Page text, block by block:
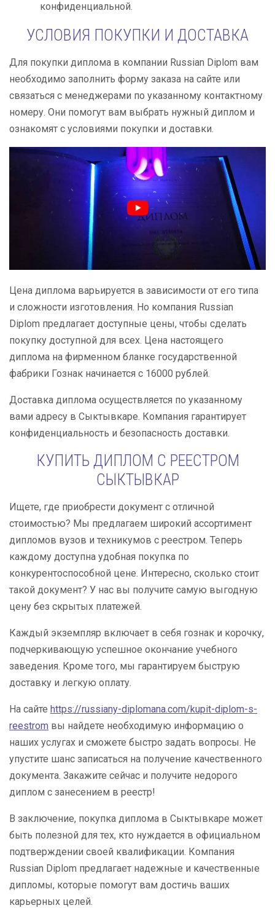
конфиденциальной.
УСЛОВИЯ ПОКУПКИ И ДОСТАВКА
Для покупки диплома в компании Russian Diplom вам
необходимо заполнить форму заказа на сайте или
связаться с менеджерами по указанному контактному
номеру. Они помогут вам выбрать нужный диплом и
ознакомят с условиями покупки и доставки.
Цена диплома варьируется в зависимости от его типа
и сложности изготовления. Но компания Russian
Diplom предлагает доступные цены, чтобы сделать
покупку доступной для всех. Цена настоящего
диплома на фирменном бланке государственной
фабрики Гознак начинается с 16000 рублей.
Доставка диплома осуществляется по указанному
вами адресу в Сыктывкаре. Компания гарантирует
конфиденциальность и безопасность доставки.
КУПИТЬ ДИПЛОМ С РЕЕСТРОМ
СЫКТЫВКАР
Ищете, где приобрести документ с отличной
стоимостью? Мы предлагаем широкий ассортимент
дипломов вузов и техникумов с реестром. Теперь
каждому доступна удобная покупка по
конкурентоспособной цене. Интересно, сколько стоит
такой документ? У нас вы получите самую выгодную
цену без скрытых платежей.
Каждый экземпляр включает в себя гознак и корочку,
подчеркивающую успешное окончание учебного
заведения. Кроме того, мы гарантируем быструю
доставку и легкую оплату.
На сайте https://russiany-diplomana.com/kupit-diplom-s-
reestrom вы найдете необходимую информацию о
наших услугах и сможете быстро задать вопросы. Не
упустите шанс записаться на получение качественного
документа. Закажите сейчас и получите недорого
диплом с занесением в реестр!
В заключение, покупка диплома в Сыктывкаре может
быть полезной для тех, кто нуждается в официальном
подтверждении своей квалификации. Компания
Russian Diplom предлагает надежные и качественные
дипломы, которые помогут вам достичь ваших
карьерных целей.